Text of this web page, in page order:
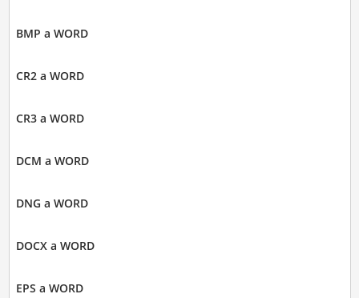
BMP a WORD
CR2 a WORD
CR3 a WORD
DCM a WORD
DNG a WORD
DOCX a WORD
EPS a WORD